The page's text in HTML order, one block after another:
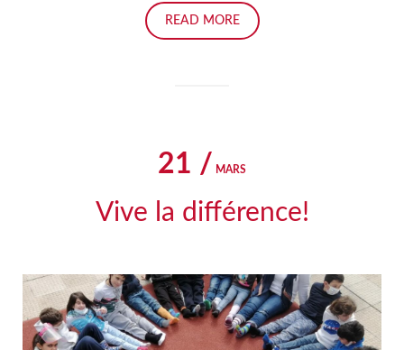
READ MORE
21 / MARS
Vive la différence!